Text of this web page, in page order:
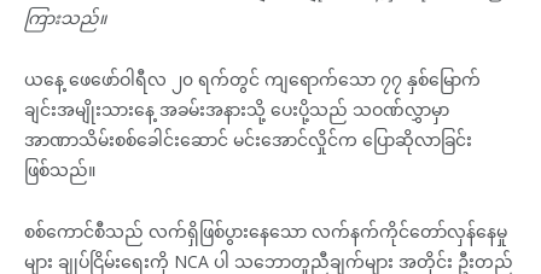
ကြားသည်။
ယနေ့ ဖေဖော်ဝါရီလ ၂၀ ရက်တွင် ကျရောက်သော ၇၇ နှစ်မြောက်
ချင်းအမျိုးသားနေ့ အခမ်းအနားသို့ ပေးပို့သည် သဝဏ်လွှာမှာ
အာဏာသိမ်းစစ်ခေါင်းဆောင် မင်းအောင်လှိုင်က ပြောဆိုလာခြင်း
ဖြစ်သည်။
စစ်ကောင်စီသည် လက်ရှိဖြစ်ပွားနေသော လက်နက်ကိုင်တော်လှန်နေမှု
များ ချုပ်ငြိမ်းရေးကို NCA ပါ သဘောတူညီချက်များ အတိုင်း ဦးတည်